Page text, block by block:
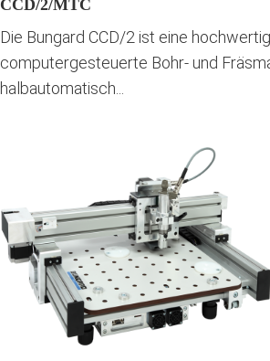
CCD/2/MTC
Die Bungard CCD/2 ist eine
computergesteuerte Bohr- und
halbautomatisch...